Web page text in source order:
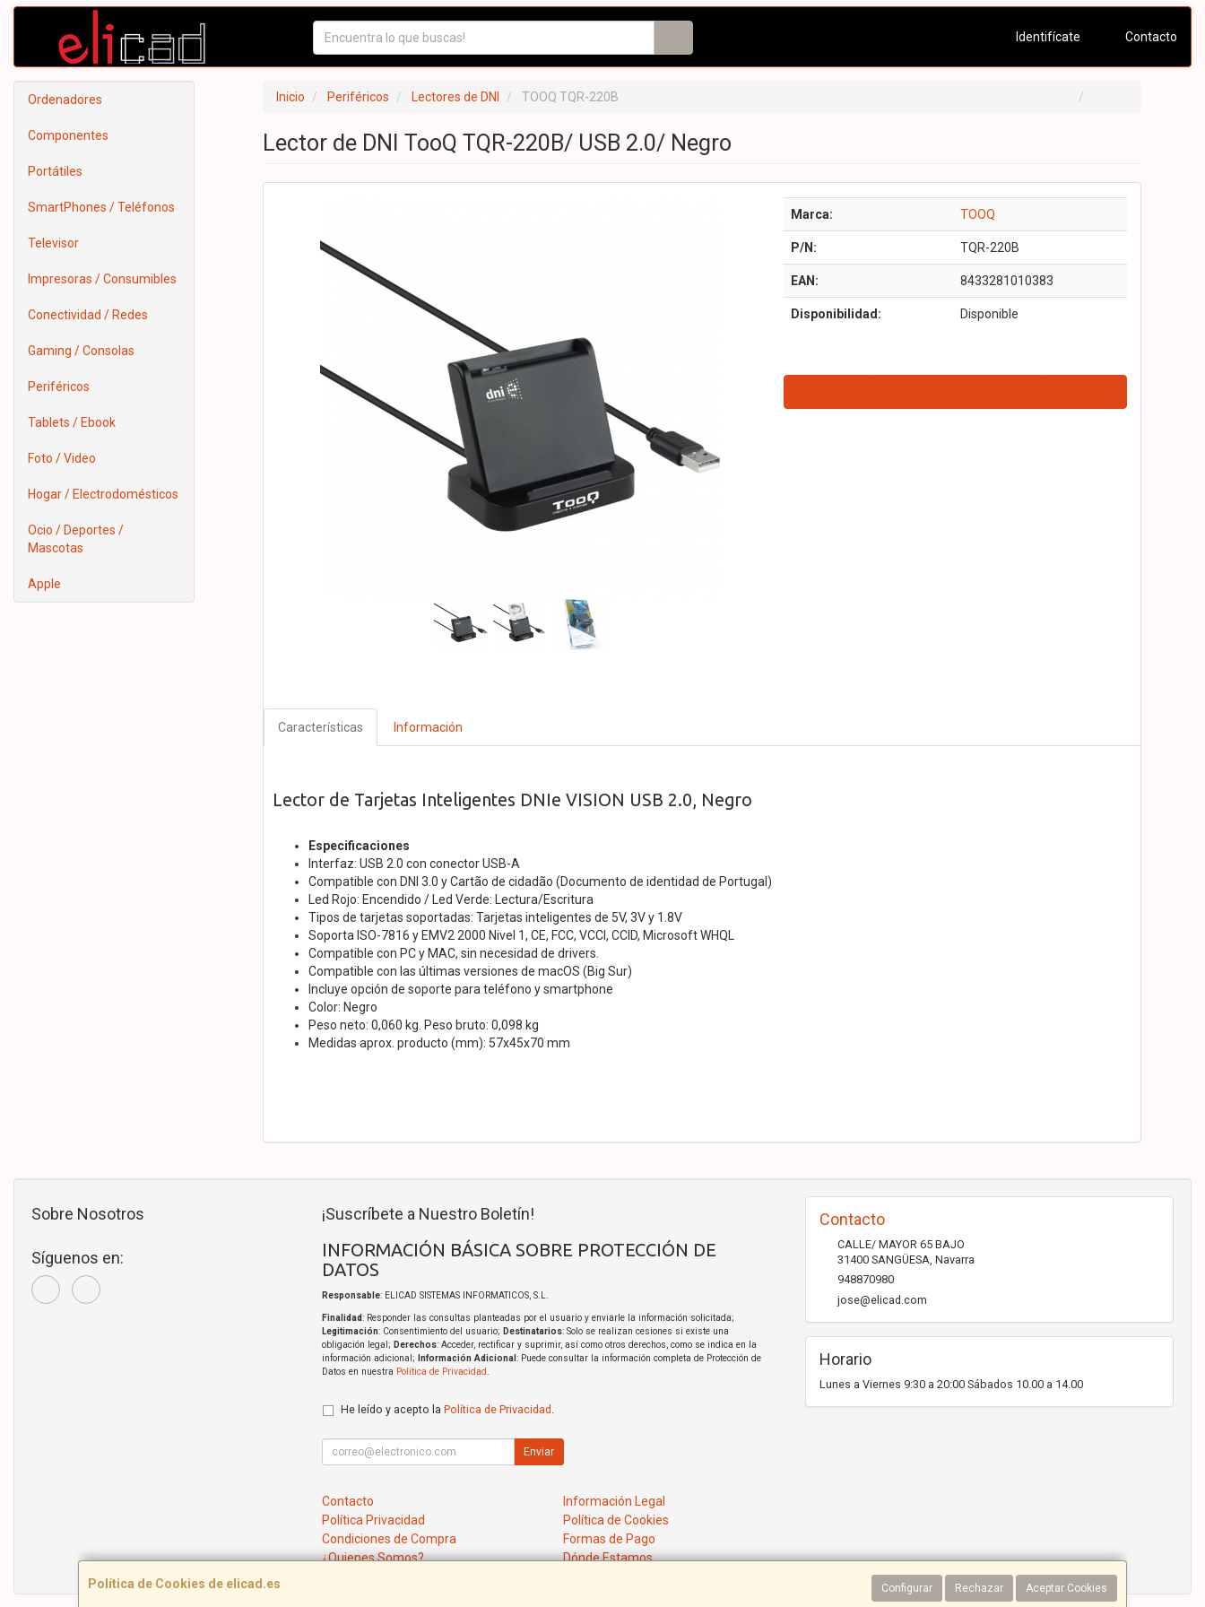
Identifícate Contacto
Ordenadores
Componentes
Portátiles
SmartPhones / Teléfonos
Televisor
Impresoras / Consumibles
Conectividad / Redes
Gaming / Consolas
Periféricos
Tablets / Ebook
Foto / Video
Hogar / Electrodomésticos
Ocio / Deportes /
Mascotas
Apple
Inicio Periféricos Lectores de DNI TOOQ TQR-220B
Lector de DNI TooQ TQR-220B/ USB 2.0/ Negro
Marca: TOOQ
P/N: TQR-220B
EAN: 8433281010383
Disponibilidad: Disponible
Características Información
Lector de Tarjetas Inteligentes DNIe VISION USB 2.0, Negro
Especificaciones
Interfaz: USB 2.0 con conector USB-A
Compatible con DNI 3.0 y Cartão de cidadão (Documento de identidad de Portugal)
Led Rojo: Encendido / Led Verde: Lectura/Escritura
Tipos de tarjetas soportadas: Tarjetas inteligentes de 5V, 3V y 1.8V
Soporta ISO-7816 y EMV2 2000 Nivel 1, CE, FCC, VCCI, CCID, Microsoft WHQL
Compatible con PC y MAC, sin necesidad de drivers.
Compatible con las últimas versiones de macOS (Big Sur)
Incluye opción de soporte para teléfono y smartphone
Color: Negro
Peso neto: 0,060 kg. Peso bruto: 0,098 kg
Medidas aprox. producto (mm): 57x45x70 mm
Política de Cookies de elicad.es Configurar Rechazar Aceptar Cookies
Sobre Nosotros
Síguenos en:
¡Suscríbete a Nuestro Boletín!
INFORMACIÓN BÁSICA SOBRE PROTECCIÓN DE
DATOS
Responsable: ELICAD SISTEMAS INFORMATICOS, S.L.
Finalidad: Responder las consultas planteadas por el usuario y enviarle la información solicitada;
Legitimación: Consentimiento del usuario; Destinatarios: Solo se realizan cesiones si existe una
obligación legal; Derechos: Acceder, rectificar y suprimir, así como otros derechos, como se indica en la
información adicional;
Información Adicional : Puede consultar la información completa de Protección de
Datos en nuestra Política de Privacidad.
He leído y acepto la Política de Privacidad .
Enviar
Contacto
Información Legal
Política Privacidad
Política de Cookies
Condiciones de Compra
Formas de Pago
¿Quienes Somos?
Dónde Estamos
Contacto
CALLE/ MAYOR 65 BAJO
31400 SANGÜESA, Navarra
948870980
jose@elicad.com
Horario
Lunes a Viernes 9:30 a 20:00 Sábados 10.00 a 14.00